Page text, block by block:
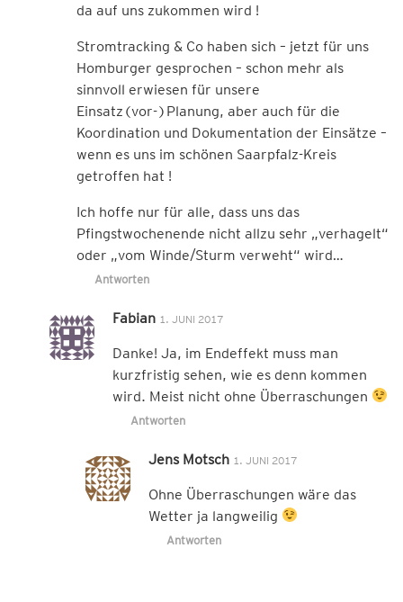
da auf uns zukommen wird !
Stromtracking & Co haben sich – jetzt für uns
Homburger gesprochen – schon mehr als
sinnvoll erwiesen für unsere
Einsatz(vor-)Planung, aber auch für die
Koordination und Dokumentation der Einsätze –
wenn es uns im schönen Saarpfalz-Kreis
getroffen hat !
Ich hoffe nur für alle, dass uns das
Pfingstwochenende nicht allzu sehr „verhagelt“
oder „vom Winde/Sturm verweht“ wird…
Antworten
Fabian 1. JUNI 2017
Danke! Ja, im Endeffekt muss man
kurzfristig sehen, wie es denn kommen
wird. Meist nicht ohne Überraschungen
Antworten
Jens Motsch 1. JUNI 2017
Ohne Überraschungen wäre das
Wetter ja langweilig
Antworten